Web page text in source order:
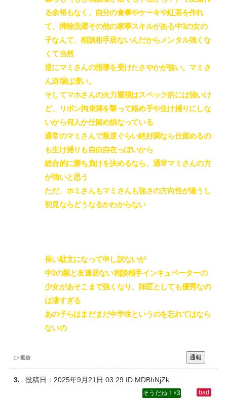
る余裕もなく、自分の食事やケーキや紅茶を作れ
て、掃除洗濯その他の家事スキルがある中3の女の
子なんて、相談相手居ないんだからメンタル強くな
くて当然‌
逆にマミさんの指導を受けたさやかが強い。マミさ
ん道場は凄い。‌
そしてマホさんの火力重視はスペック的には強いけ
ど、リボン拘束弾を撃って絡め手や生け捕りにしな
いから何人か仕留め損なっている‌
通常のマミさんで叛逆ぐらい絶好調なら仕留めるの
も生け捕りも自由自在っぽいから‌
総合的に勝ち負けを決めるなら、通常マミさんの方
が強いと思う‌
ただ、ホミさんもマミさんも強さの方向性が違うし
初見ならどうなるかわからない‌
長い駄文になって申し訳ないが‌
中3の親と友達居ない相談相手インキュベーターの
少女があそこまで強くなり、師匠としても優秀なの
は凄すぎる‌
あの子らはまだまだ中学生というのを忘れてはなら
ないの
通報
返信
投稿日：2025年9月21日 03:29 ID:MDBhNjZk
3